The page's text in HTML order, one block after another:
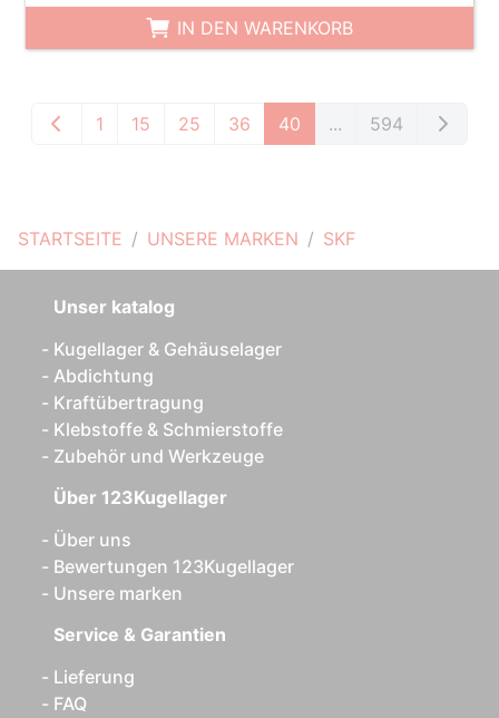
STARTSEITE UNSERE MARKEN SKF
IN DEN WARENKORB
1 15 25 36 40 ... 594
Unser katalog
Kugellager & Gehäuselager
Abdichtung
Kraftübertragung
Klebstoffe & Schmierstoffe
Zubehör und Werkzeuge
Über 123Kugellager
Über uns
Bewertungen 123Kugellager
Unsere marken
Service & Garantien
Lieferung
FAQ